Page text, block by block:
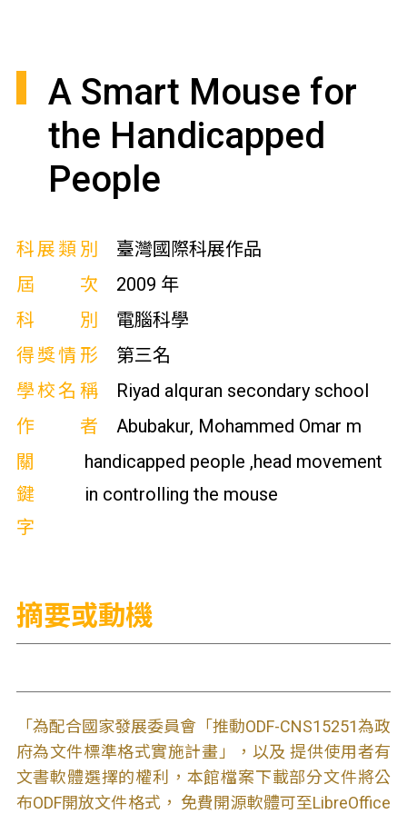
A Smart Mouse for
the Handicapped
People
科展類別
臺灣國際科展作品
屆次
2009 年
科別
電腦科學
得獎情形
第三名
學校名稱
Riyad alquran secondary school
作者
Abubakur, Mohammed Omar m
關
鍵
字
handicapped people ,head movement
in controlling the mouse
摘要或動機
「為配合國家發展委員會「推動ODF-CNS15251為政
府為文件標準格式實施計畫」，以及 提供使用者有
文書軟體選擇的權利，本館檔案下載部分文件將公
布ODF開放文件格式， 免費開源軟體可至LibreOffice